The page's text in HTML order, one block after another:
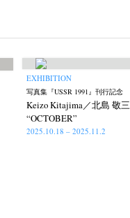
EXHIBITION
写真集『USSR 1991』刊行記念
Keizo Kitajima／北島 敬三
“OCTOBER”
2025.10.18 – 2025.11.2